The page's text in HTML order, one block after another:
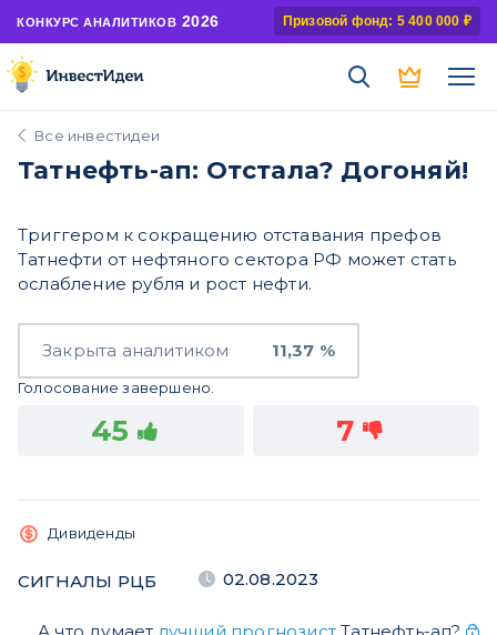
КОНКУРС АНАЛИТИКОВ 2026 Призовой фонд: 5 400 000 ₽
Все инвестидеи
Татнефть-ап: Отстала? Догоняй!
Триггером к сокращению отставания префов
Татнефти от нефтяного сектора РФ может стать
ослабление рубля и рост нефти.
Закрыта аналитиком 11,37 %
Голосование завершено.
45 7
Дивиденды
СИГНАЛЫ РЦБ 02.08.2023
А что думает лучший прогнозистТатнефть-ап?